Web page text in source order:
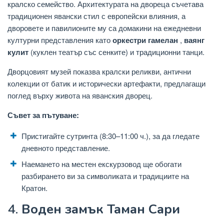
кралско семейство. Архитектурата на двореца съчетава
традиционен явански стил с европейски влияния, а
дворовете и павилионите му са домакини на ежедневни
културни представления катооркестри гамелан , ваянг
кулит (куклен театър със сенките) и традиционни танци.
Дворцовият музей показва кралски реликви, антични
колекции от батик и исторически артефакти, предлагащи
поглед върху живота на яванския дворец.
Съвет за пътуване:
Пристигайте сутринта (8:30–11:00 ч.), за да гледате
дневното представление.
Наемането на местен екскурзовод ще обогати
разбирането ви за символиката и традициите на
Кратон.
4. Воден замък Таман Сари